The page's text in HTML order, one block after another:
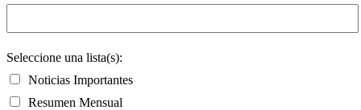
Seleccione una lista(s):
Noticias Importantes
Resumen Mensual